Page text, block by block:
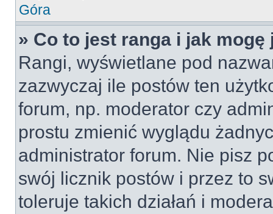
Góra
» Co to jest ranga i jak mogę
Rangi, wyświetlane pod
zazwyczaj ile postów ten
forum, np. moderator czy
prostu zmienić wyglądu
administrator forum. Nie pisz
swój licznik postów i przez to
toleruje takich działań i